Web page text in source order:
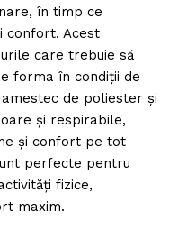
în timp ce
confort. Acest
care trebuie să
forma în condiții de
de poliester și
și respirabile,
și confort pe tot
perfecte pentru
fizice,
maxim.